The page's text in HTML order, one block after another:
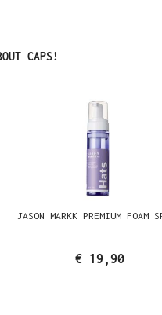
overslaan
CAPS!
JASON MARKK PREMIUM FOAM
€ 19,90